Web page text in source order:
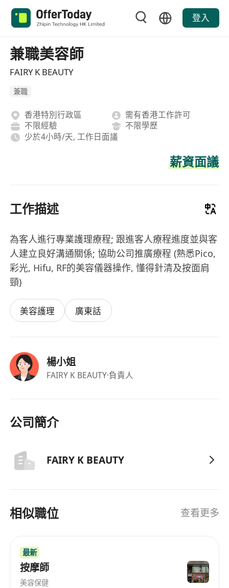
登入
兼職美容師
FAIRY K BEAUTY
兼職
香港特別行政區
需有香港工作許可
不限經驗
不限學歷
少於4小時/天, 工作日面議
薪資面議
工作描述
為客人進行專業護理療程; 跟進客人療程進度並與客
人建立良好溝通關係; 協助公司推廣療程 (熟悉Pico,
彩光, Hifu, RF的美容儀器操作, 懂得針清及按面肩
頸)
美容護理 廣東話
楊小姐
FAIRY K BEAUTY·負責人
公司簡介
FAIRY K BEAUTY
相似職位 查看更多
最新
按摩師
美容保健